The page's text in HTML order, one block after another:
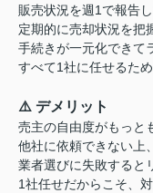
販売状況を週1で報告
定期的に売却状況を把
手続きが一元化できて
すべて1社に任せるた
⚠️ デメリット
売主の自由度がもっと
他社に依頼できない上
業者選びに失敗すると
1社任せだからこそ、